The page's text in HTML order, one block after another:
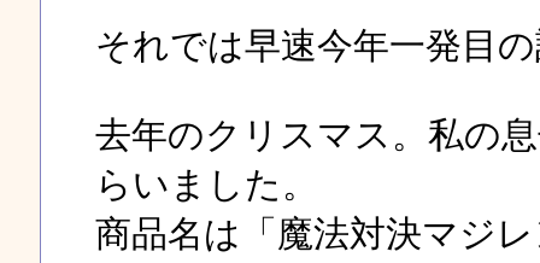
それでは早速今年一発目
去年のクリスマス。私の
らいました。
商品名は「魔法対決マジ